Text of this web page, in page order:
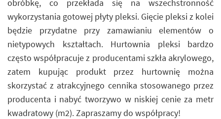
obróbkę, co przekłada się na wszechstronność
wykorzystania gotowej płyty pleksi. Gięcie pleksi z kolei
będzie przydatne przy zamawianiu elementów o
nietypowych kształtach. Hurtownia pleksi bardzo
często współpracuje z producentami szkła akrylowego,
zatem kupując produkt przez hurtownię można
skorzystać z atrakcyjnego cennika stosowanego przez
producenta i nabyć tworzywo w niskiej cenie za metr
kwadratowy (m2). Zapraszamy do współpracy!